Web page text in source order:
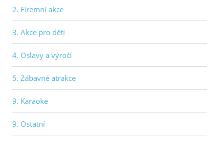
2. Firemní akce
3. Akce pro děti
4. Oslavy a výročí
5. Zábavné atrakce
9. Karaoke
9. Ostatní